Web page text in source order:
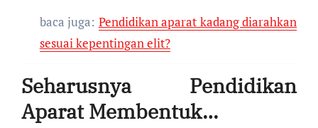
baca juga: Pendidikan aparat kadang diarahkan
sesuai kepentingan elit?
Seharusnya Pendidikan
Aparat Membentuk…